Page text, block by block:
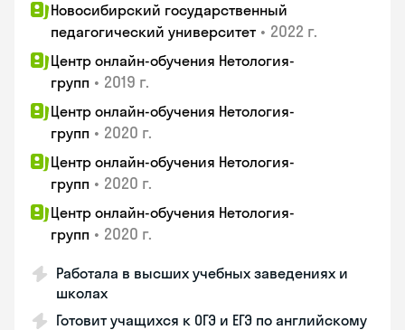
Новосибирский государственный
педагогический университет • 2022 г.
Центр онлайн-обучения Нетология-
групп • 2019 г.
Центр онлайн-обучения Нетология-
групп • 2020 г.
Центр онлайн-обучения Нетология-
групп • 2020 г.
Центр онлайн-обучения Нетология-
групп • 2020 г.
Работала в высших учебных заведениях и
школах
Готовит учащихся к ОГЭ и ЕГЭ по английскому